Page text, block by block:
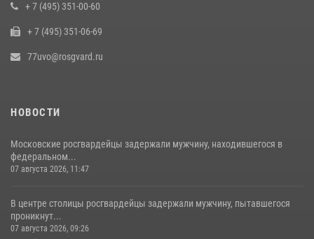
В Москве сотрудники Росгвардии оказали помощь девушке,
17 июля 2026, 14:00
+ 7 (495) 351-00-60
+ 7 (495) 351-06-69
77uvo@rosgvard.ru
НОВОСТИ
Московские росгвардейцы задержали мужчину, находившегося в
федеральном...
07 августа 2026, 11:47
В центре столицы росгвардейцы задержали мужчину, пытавшегося
проникнут...
07 августа 2026, 09:26